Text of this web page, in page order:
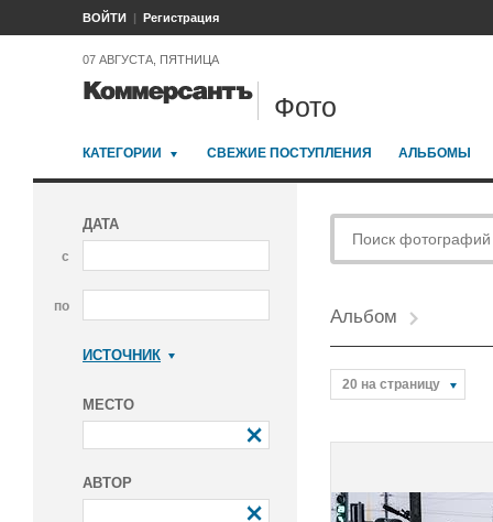
ВОЙТИ Регистрация
07 АВГУСТА, ПЯТНИЦА
Фото
КАТЕГОРИИ СВЕЖИЕ ПОСТУПЛЕНИЯ АЛЬБОМЫ
ДАТА
с
по
ИСТОЧНИК
МЕСТО
АВТОР
Альбом
20 на страницу